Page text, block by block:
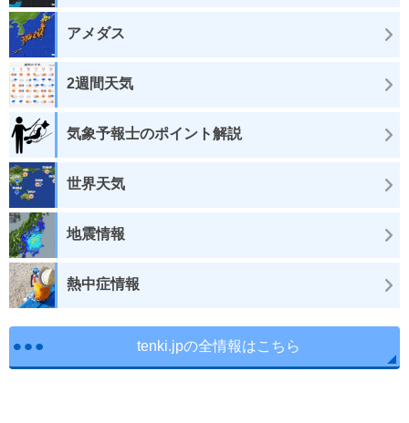
アメダス
2週間天気
気象予報士のポイント解説
世界天気
地震情報
熱中症情報
tenki.jpの全情報はこちら